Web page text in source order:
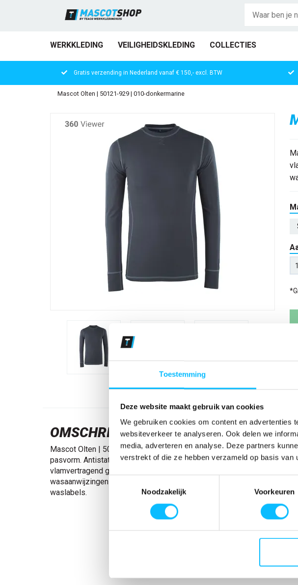
Toestemming
Deze website maakt gebruik van cookies
We gebruiken cookies om content en advertenties
websiteverkeer te analyseren. Ook delen we
media, adverteren en analyse. Deze partners
verstrekt of die ze hebben verzameld op basis van
Noodzakelijk
Voorkeuren
WERKKLEDING VEILIGHEIDSKLEDING COLLECTIES
Gratis verzending in Nederland vanaf € 150,- excl. BTW
Mascot Olten | 50121-929 | 010-donkermarine
OMSCHRIJVING
Mascot Olten | 50121-929 | 010-donkermarine Moderne
pasvorm. Antistatisch en vlamvertragend. Gestikt met
vlamvertragend garen. Ronde hals. Contraststiksels. De
wasaanwijzingen zijn op de stof geprint – dus geen irriterende
waslabels.